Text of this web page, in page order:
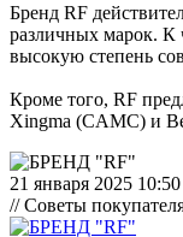
Бренд RF
различных марок. К
высокую степень
Кроме того, RF
Xingma (CAMC) и
21 января 2025 10:50
// Советы